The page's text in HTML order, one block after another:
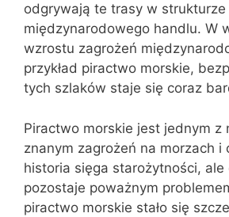
odgrywają te trasy w strukturze
międzynarodowego handlu. W
wzrostu zagrożeń
przykład piractwo morskie,
tych szlaków staje się coraz
Piractwo morskie jest jednym z
znanym zagrożeń na morzach i
historia sięga starożytności, ale
pozostaje poważnym
piractwo morskie stało się